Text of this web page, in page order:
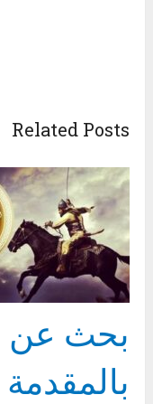
Related Posts
بحث عن